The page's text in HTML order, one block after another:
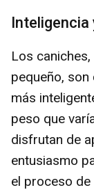
Inteligencia
Los
pequeño,
más
peso que
disfrutan de
entusiasmo
el proceso de